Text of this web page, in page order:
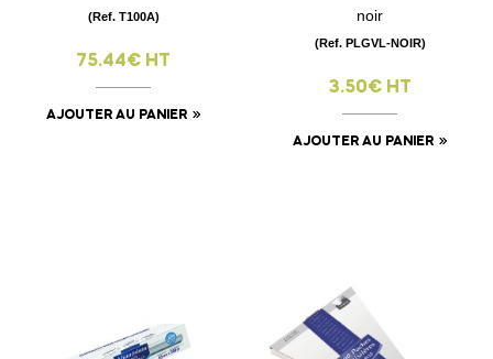
(Ref. T100A)
75.44€ HT
AJOUTER AU PANIER
noir
(Ref. PLGVL-NOIR)
3.50€ HT
AJOUTER AU PANIER